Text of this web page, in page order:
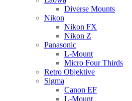
Diverse Mounts
Nikon
Nikon FX
Nikon Z
Panasonic
L-Mount
Micro Four Thirds
Retro Objektive
Sigma
Canon EF
L-Mount